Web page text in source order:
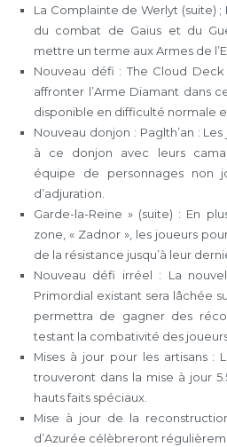
La Complainte de Werlyt (suite)
du combat de Gaius et du
mettre un terme aux Armes de
Nouveau défi : The Cloud
affronter l’Arme Diamant dans
disponible en difficulté normale
Nouveau donjon : Paglth’an :
à ce donjon avec leurs
équipe de personnages non
d’adjuration.
Garde-la-Reine » (suite) : En
zone, « Zadnor », les joueurs
de la résistance jusqu’à leur
Nouveau défi irréel : La
Primordial existant sera lâchée
permettra de gagner des
testant la combativité des
Mises à jour pour les artisans :
trouveront dans la mise à jour
hauts faits spéciaux.
Mise à jour de la
d’Azurée célèbreront